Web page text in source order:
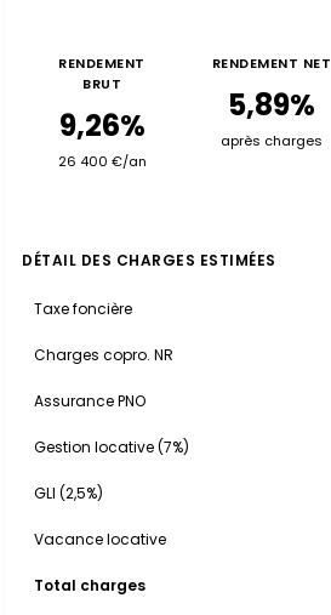
RENDEMENT
BRUT
9,26%
26 400 €/an
RENDEMENT NET
5,89%
après charges
DÉTAIL DES CHARGES ESTIMÉES
Taxe foncière
Charges copro. NR
Assurance PNO
Gestion locative (7%)
GLI (2,5%)
Vacance locative
Total charges